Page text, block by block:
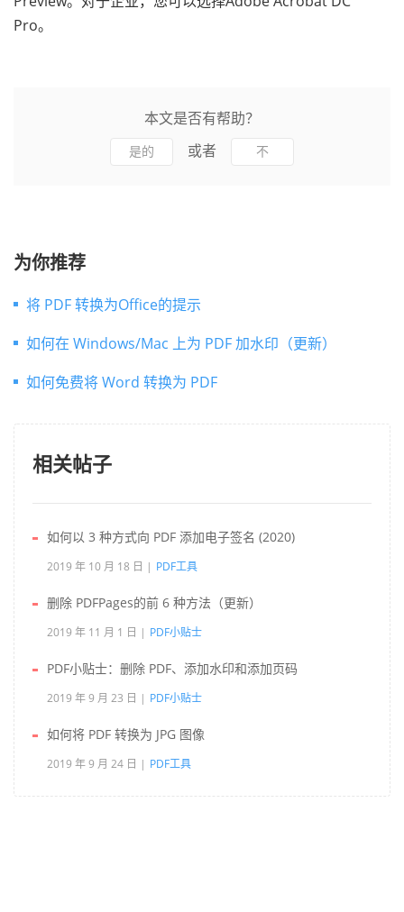
Pro。
本文是否有帮助？
是的 或者 不
为你推荐
将 PDF 转换为Office的提示
如何在 Windows/Mac 上为 PDF 加水印（更新）
如何免费将 Word 转换为 PDF
相关帖子
如何以 3 种方式向 PDF 添加电子签名 (2020)
2019 年 10 月 18 日 PDF工具
删除 PDFPages的前 6 种方法（更新）
2019 年 11 月 1 日 PDF小贴士
PDF小贴士：删除 PDF、添加水印和添加页码
2019 年 9 月 23 日 PDF小贴士
如何将 PDF 转换为 JPG 图像
2019 年 9 月 24 日 PDF工具